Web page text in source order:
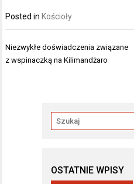
Posted in Kościoły
Nawigacja
wpisu
Niezwykłe doświadczenia związane
z wspinaczką na Kilimandżaro
OSTATNIE WPISY